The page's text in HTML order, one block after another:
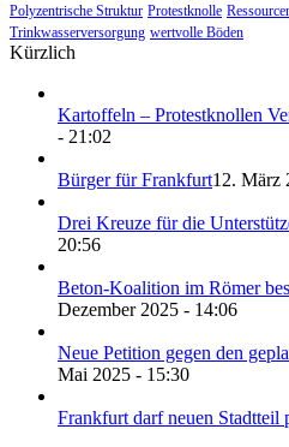
Polyzentrische Struktur Protestknolle
Trinkwasserversorgung wertvolle Böden
Kürzlich
Kartoffeln – Protestknollen
- 21:02
Bürger für Frankfurt12. März
Drei Kreuze für die
20:56
Beton-Koalition im Römer
Dezember 2025 - 14:06
Neue Petition gegen den
Mai 2025 - 15:30
Frankfurt darf neuen Stadtteil